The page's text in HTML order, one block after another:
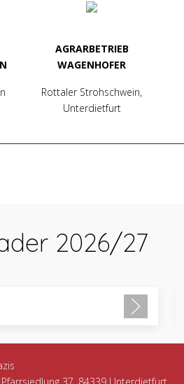
AGRARBETRIEB
WAGENHOFER
Rottaler Strohschwein,
Unterdietfurt
2026/27